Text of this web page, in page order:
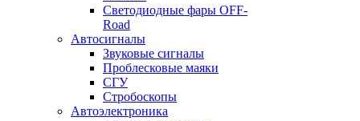
Светодиодные фары OFF-
Road
Автосигналы
Звуковые сигналы
Проблесковые маяки
СГУ
Стробоскопы
Автоэлектроника